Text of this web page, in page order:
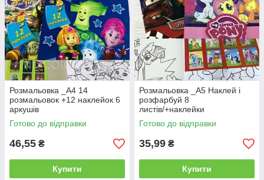
Розмальовка _А4 14
розмальовок +12 наклейок 6
аркушів
Готово до відправки
46,55 ₴
Купити
Розмальовка _А5 Наклей і
розфарбуй 8
листів/+наклейки
Готово до відправки
35,99 ₴
Купити